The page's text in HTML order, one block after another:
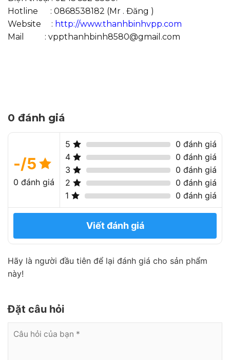
Hotline : 0868538182 (Mr . Đăng )
Website : http://www.thanhbinhvpp.com
Mail : vppthanhbinh8580@gmail.com
0 đánh giá
-/5
0 đánh giá
5
0 đánh giá
4
0 đánh giá
3
0 đánh giá
2
0 đánh giá
1
0 đánh giá
Viết đánh giá
Hãy là người đầu tiên để lại đánh giá cho sản phẩm
này!
Đặt câu hỏi